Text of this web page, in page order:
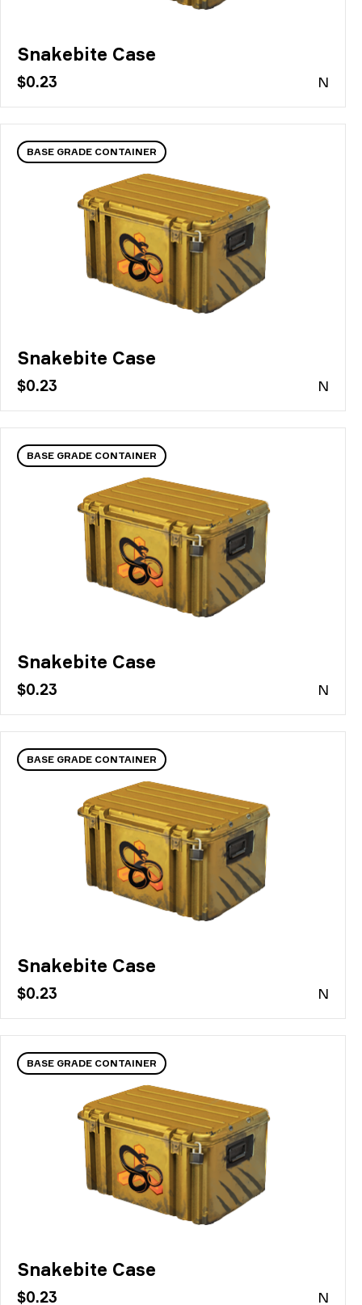
Snakebite Case
$0.23 N
BASE GRADE CONTAINER
Snakebite Case
$0.23 N
BASE GRADE CONTAINER
Snakebite Case
$0.23 N
BASE GRADE CONTAINER
Snakebite Case
$0.23 N
BASE GRADE CONTAINER
Snakebite Case
$0.23 N